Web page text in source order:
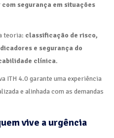
segurança em situações
teoria: classificação de risco,
e segurança do
clínica.
ITH 4.0 garante uma experiência
e alinhada com as demandas
vive a urgência